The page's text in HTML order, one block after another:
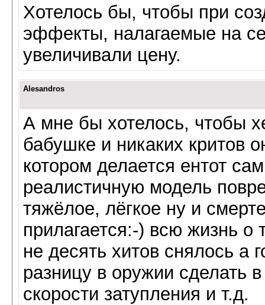
Хотелось бы, чтобы при
эффекты, налагаемые на
увеличивали цену.
Alesandros
А мне бы хотелось, чтобы
бабушке и никаких критов
котором делается ентот
реалистичную модель
тяжёлое, лёгкое ну и
прилагается:-) всю жизнь
не десять хитов снялось а
разницу в оружии сделать
скорости затупления и т.д.